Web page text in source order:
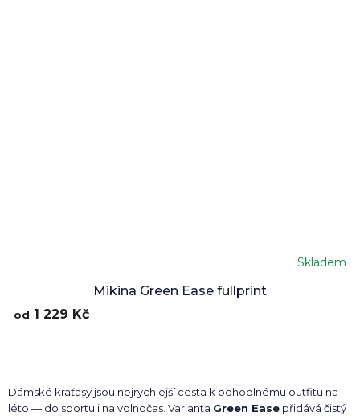
Mikina Green Ease fullprint
Skladem
od 1 229 Kč
Dámské kraťasy jsou nejrychlejší cesta k pohodlnému outfitu na
léto — do sportu i na volnočas. Varianta Green Ease přidává čistý